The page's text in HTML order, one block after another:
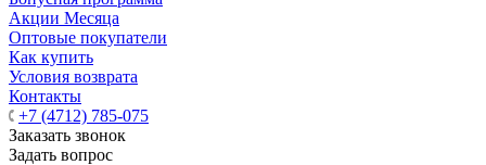
Акции Месяца
Оптовые покупатели
Как купить
Условия возврата
Контакты
+7 (4712) 785-075
Заказать звонок
Задать вопрос